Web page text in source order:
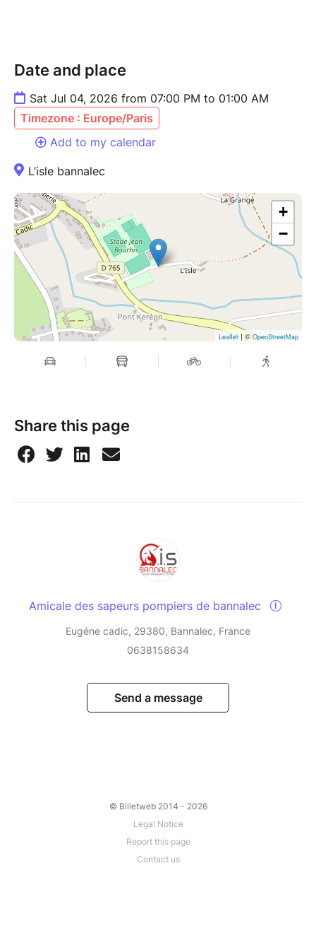
Date and place
Sat Jul 04, 2026 from 07:00 PM to 01:00 AM
Timezone : Europe/Paris
Add to my calendar
L’isle bannalec
+
−
Leaflet| ©OpenStreetMap
Share this page
Amicale des sapeurs pompiers de bannalec
Eugéne cadic, 29380, Bannalec, France
0638158634
Send a message
© Billetweb 2014 - 2026
Legal Notice
Report this page
Contact us